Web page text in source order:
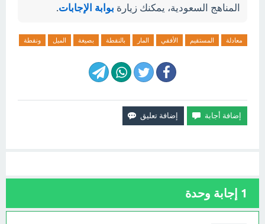
المناهج السعودية، يمكنك زيارة بوابة الإجابات.
معادلة المستقيم الأفقي المار بالنقطة بصيغة الميل ونقطة
1 إجابة وحدة